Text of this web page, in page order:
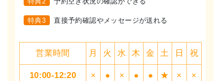
特典3 直接予約確認やメッセージが送れる
営業時間 月 火 水 木 金 土 日 祝
10:00-12:20 × ● × ● ● ★ × ×